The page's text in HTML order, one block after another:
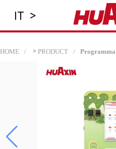
IT >
HOME > PRODUCT